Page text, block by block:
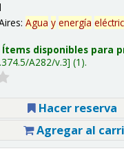
Agua y energía
Ítems disponibles para
A282/v.3 (1).
Hacer reserva
Agregar al